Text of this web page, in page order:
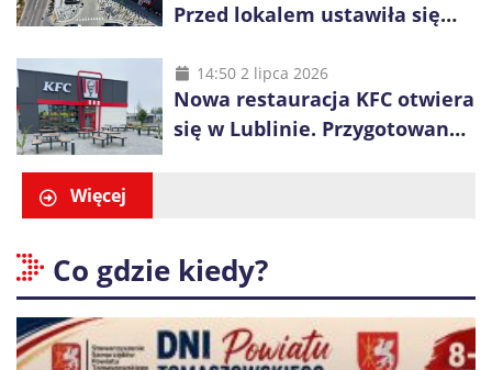
Przed lokalem ustawiła się
14:50 2 lipca 2026
Nowa restauracja KFC otwiera
się w Lublinie. Przygotowano
Więcej
Co gdzie kiedy?